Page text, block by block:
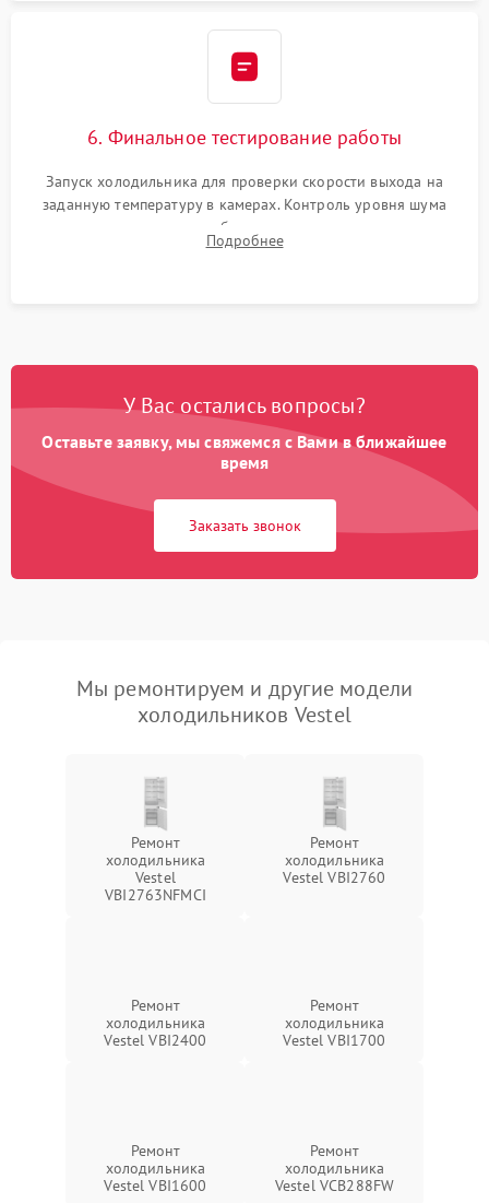
6. Финальное тестирование работы
Запуск холодильника для проверки скорости выхода на
заданную температуру в камерах. Контроль уровня шума
компрессора, отсутствия обмерзания стенок и корректного
срабатывания системы автоматической оттайки.
Подробнее
У Вас остались вопросы?
Оставьте заявку, мы свяжемся с Вами в ближайшее
время
Заказать звонок
Мы ремонтируем и другие модели
холодильников Vestel
Ремонт
холодильника
Vestel
VBI2763NFMCI
Ремонт
холодильника
Vestel VBI2760
Ремонт
холодильника
Vestel VBI2400
Ремонт
холодильника
Vestel VBI1700
Ремонт
холодильника
Vestel VBI1600
Ремонт
холодильника
Vestel VCB288FW